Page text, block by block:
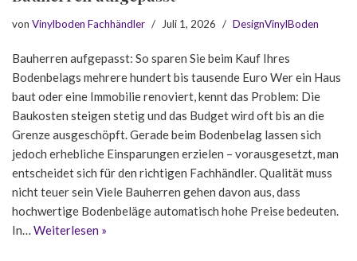
von Vinylboden Fachhändler Juli 1, 2026 DesignVinylBoden
Bauherren aufgepasst: So sparen Sie beim Kauf Ihres
Bodenbelags mehrere hundert bis tausende Euro Wer ein Haus
baut oder eine Immobilie renoviert, kennt das Problem: Die
Baukosten steigen stetig und das Budget wird oft bis an die
Grenze ausgeschöpft. Gerade beim Bodenbelag lassen sich
jedoch erhebliche Einsparungen erzielen – vorausgesetzt, man
entscheidet sich für den richtigen Fachhändler. Qualität muss
nicht teuer sein Viele Bauherren gehen davon aus, dass
hochwertige Bodenbeläge automatisch hohe Preise bedeuten.
In… Weiterlesen »